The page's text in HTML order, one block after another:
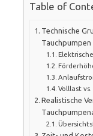
Table of
Technische
Tauchpumpen
Volllast
Realistische